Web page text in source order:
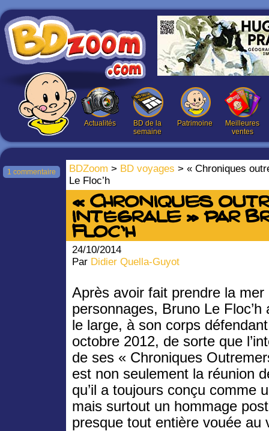
Actualités
BD de la
semaine
Patrimoine
Meilleures
ventes
BDZoom > BD voyages > « Chroniques
Le Floc’h
1 commentaire
« Chroniques
intégrale » par
Floc’h
24/10/2014
Par Didier Quella-Guyot
Après avoir fait prendre la mer
personnages, Bruno Le Floc’h
le large, à son corps
octobre 2012, de sorte que
de ses « Chroniques
est non seulement la réunion
qu’il a toujours conçu comme
mais surtout un hommage
presque tout entière vouée au